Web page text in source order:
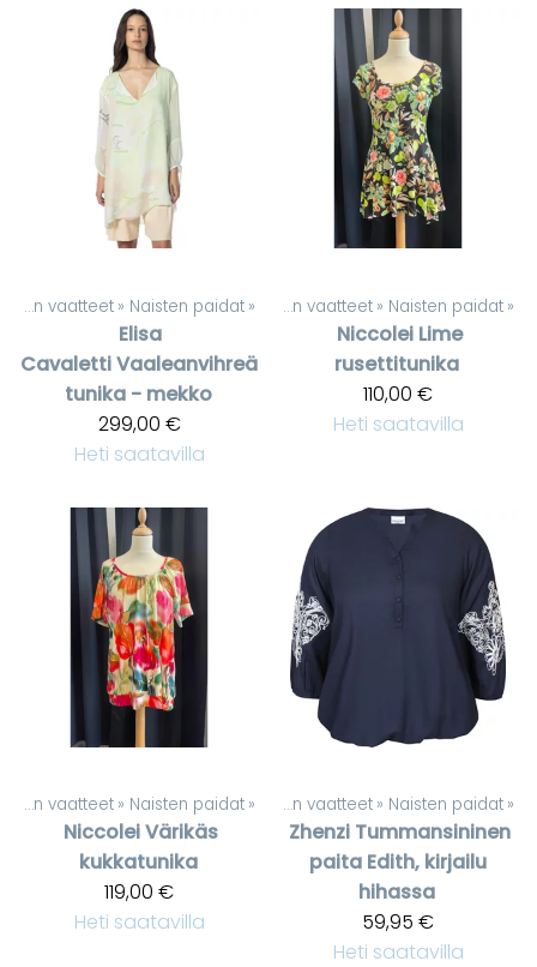
Naisten vaatteet ‪» Naisten paidat ‪»
Elisa
CavalettiVaaleanvihreä
tunika - mekko
299,00 €
Heti saatavilla
Tuotteet ‪» Naisten vaatteet ‪» Naisten paidat ‪»
Niccolei Lime
rusettitunika
110,00 €
Heti saatavilla
Naisten vaatteet ‪» Naisten paidat ‪»
NiccoleiVärikäs
kukkatunika
119,00 €
Heti saatavilla
Tuotteet ‪» Naisten vaatteet ‪» Naisten paidat ‪»
Zhenzi Tummansininen
paita Edith, kirjailu
hihassa
59,95 €
Heti saatavilla